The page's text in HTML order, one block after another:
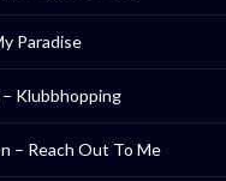
Paradise
Klubbhopping
– Reach Out To Me